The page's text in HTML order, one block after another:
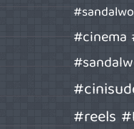
#cinema
#reels